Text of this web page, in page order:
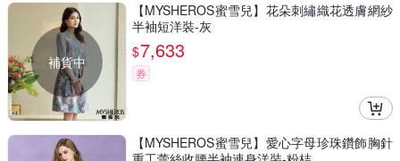
補貨中
【MYSHEROS蜜雪兒】花朵刺繡織花透膚網紗
半袖短洋裝-灰
$7,633
券
【MYSHEROS蜜雪兒】愛心字母珍珠鑽飾胸針